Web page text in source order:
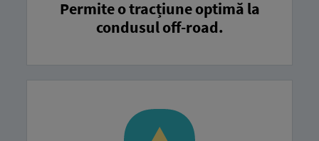
Permite o tracțiune optimă la
condusul off-road.